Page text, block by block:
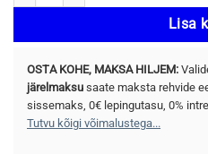
Lisa
OSTA KOHE, MAKSA HILJEM:
järelmaksu saate maksta rehvide
sissemaks, 0€ lepingutasu, 0%
Tutvu kõigi võimalustega...